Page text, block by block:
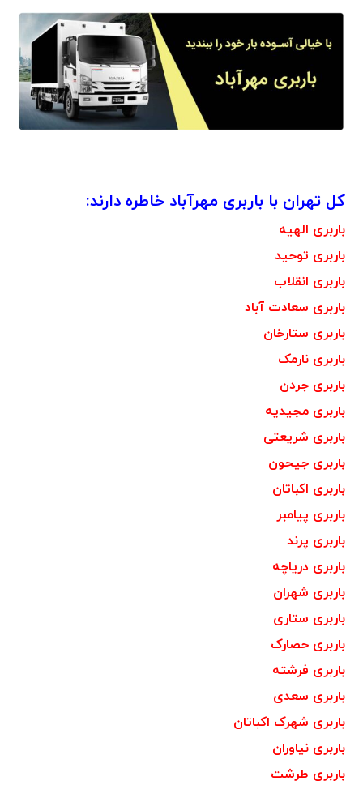
کل تهران با باربری مهرآباد خاطره دارند:
باربری الهیه
باربری توحید
باربری انقلاب
باربری سعادت آباد
باربری ستارخان
باربری نارمک
باربری جردن
باربری مجیدیه
باربری شریعتی
باربری جیحون
باربری اکباتان
باربری پیامبر
باربری پرند
باربری دریاچه
باربری شهران
باربری ستاری
باربری حصارک
باربری فرشته
باربری سعدی
باربری شهرک اکباتان
باربری نیاوران
باربری طرشت